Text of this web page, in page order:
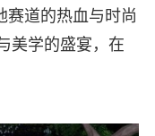
赛道的热血与时尚
美学的盛宴，在